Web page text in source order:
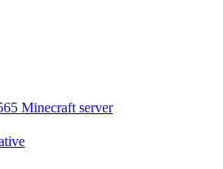
Minecraft server